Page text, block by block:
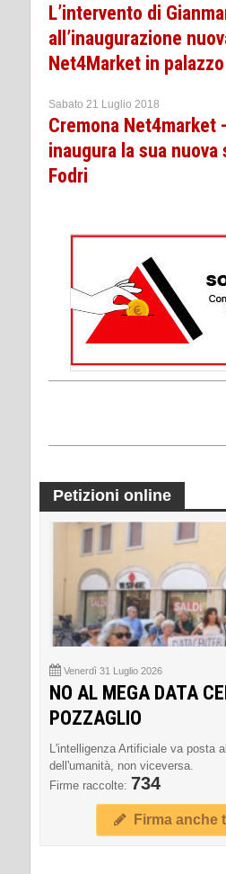
L’intervento di
all’inaugurazione
Net4Market in
Sabato 21 Luglio 2018
Cremona Net4market
inaugura la sua nuova
Fodri
Petizioni online
Venerdì 31 Luglio 2026
NO AL MEGA DATA
POZZAGLIO
L'intelligenza Artificiale va posta
dell'umanità, non viceversa.
Firme raccolte: 734
Firma anche